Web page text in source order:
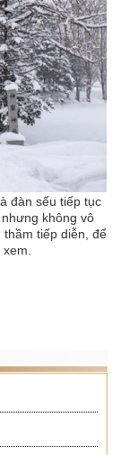
đàn sếu tiếp tục
không vô
tiếp diễn, để